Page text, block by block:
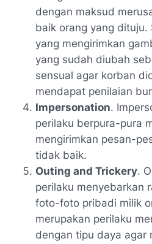
dengan maksud
baik orang yang dituju.
yang mengirimkan
yang sudah diubah
sensual agar korban
mendapat penilaian
Impersonation.
perilaku berpura-pura
mengirimkan pesan-
tidak baik.
Outing and Trickery.
perilaku menyebarkan
foto-foto pribadi milik
merupakan perilaku
dengan tipu daya agar